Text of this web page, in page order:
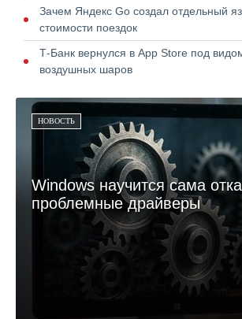
Зачем Яндекс Go создал отдельный
стоимости поездок
Т-Банк вернулся в App Store под
воздушных шаров
НОВОСТЬ
Windows научится сама
проблемные драйверы